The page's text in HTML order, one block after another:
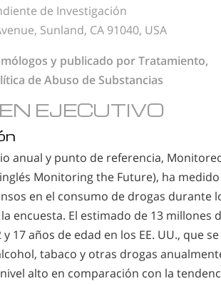
de Investigación
Sunland, CA 91040, USA
y publicado por Tratamiento,
de Abuso de Substancias
EJECUTIVO
anual y punto de referencia,
Monitoring the Future), ha medido
en el consumo de drogas durante
encuesta. El estimado de 13 millones
17 años de edad en los EE. UU., que se
tabaco y otras drogas
alto en comparación con la